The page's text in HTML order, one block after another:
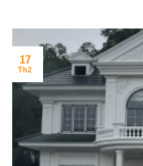
17
Th2